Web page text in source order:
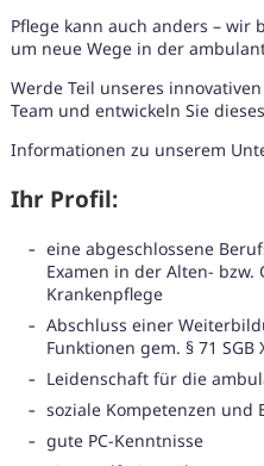
Pflege kann auch anders – wir
um neue Wege in der
Werde Teil unseres
Team und entwickeln Sie
Informationen zu unserem
Ihr Profil:
eine abgeschlossene
Examen in der Alten- bzw.
Krankenpflege
Abschluss einer
Funktionen gem. § 71 SGB
Leidenschaft für die
soziale Kompetenzen und
gute PC-Kenntnisse